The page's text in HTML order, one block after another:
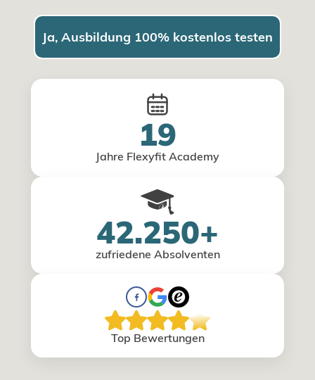
Ja, Ausbildung 100% kostenlos testen
19
Jahre Flexyfit Academy
42.250+
zufriedene Absolventen
Top Bewertungen